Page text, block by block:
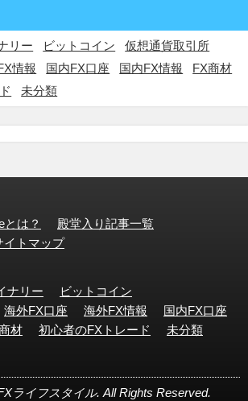
リー ビットコイン
仮想通貨取引所
情報 国内FX口座 国内FX情報
FX商材
未分類
とは？
殿堂入り記事一覧
イトマップ
ナリー
ビットコイン
海外FX口座 海外FX情報
国内FX口座
材 初心者のFXトレード 未分類
ライフスタイル. All Rights Reserved.